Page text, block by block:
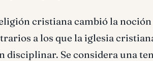
cristiana cambió la
a los que la iglesia
Se considera una